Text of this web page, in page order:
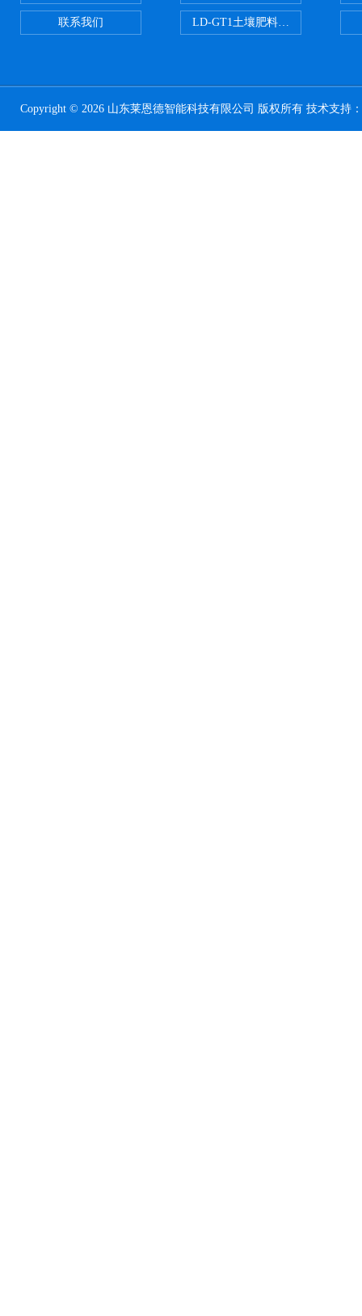
联系我们 LD-GT1土壤肥料养分检测仪
Copyright © 2026 山东莱恩德智能科技有限公司 版权所有 技术支持：